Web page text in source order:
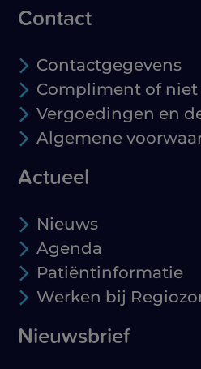
Contact
Contactgegevens
Compliment of niet
Vergoedingen en
Algemene
Actueel
Nieuws
Agenda
Patiëntinformatie
Werken bij
Nieuwsbrief